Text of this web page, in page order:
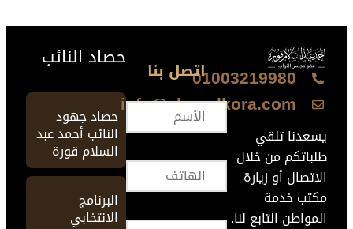
01003219980
info@ahmedkora.com
يسعدنا تلقي
طلباتكم من خلال
الاتصال أو زيارة
مكتب خدمة
المواطن التابع لنا.
اتصل بنا حصاد النائب
حصاد جهود
النائب أحمد عبد
السلام قورة
البرنامج
الانتخابي